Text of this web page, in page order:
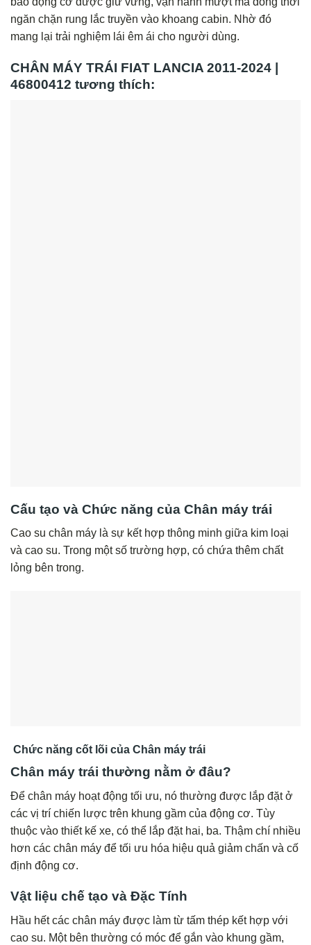
ngăn chặn rung lắc truyền vào khoang cabin. Nhờ đó
mang lại trải nghiệm lái êm ái cho người dùng.
CHÂN MÁY TRÁI FIAT LANCIA 2011-2024 |
46800412 tương thích:
Cấu tạo và Chức năng của Chân máy trái
Cao su chân máy là sự kết hợp thông minh giữa kim loại
và cao su. Trong một số trường hợp, có chứa thêm chất
lỏng bên trong.
Chức năng cốt lõi của Chân máy trái
Chân máy trái thường nằm ở đâu?
Để chân máy hoạt động tối ưu, nó thường được lắp đặt ở
các vị trí chiến lược trên khung gầm của động cơ. Tùy
thuộc vào thiết kế xe, có thể lắp đặt hai, ba. Thậm chí nhiều
hơn các chân máy để tối ưu hóa hiệu quả giảm chấn và cố
định động cơ.
Vật liệu chế tạo và Đặc Tính
Hầu hết các chân máy được làm từ tấm thép kết hợp với
cao su. Một bên thường có móc để gắn vào khung gầm,